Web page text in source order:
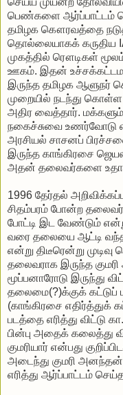
பெண்களை ஆர்ப்பாட்டம்
தமிழக கௌரவத்தை நடுத்
தொல்லையாகக் கருதிய
முகத்தில் ரௌடிகள்
ஊகம். இதன்
இருந்த தமிழக ஆளுநர்
முறையில் நடந்து கொள்ள
அதிர வைத்தார்.
நகைச்சுவை உணர்வோடு
அரசியல் சாசனப்
இருந்த காங்கிரசை
அதன் தலைவர்களை
1996 தேர்தல்
சிதம்பரம் போன்ற
போட்டி இட வேண்டும்
வரை தலையை ஆட்டி வந்த
என்று திடீரென்று
தலைவராக இருந்த
மூப்பனாரோடு இருந்து
தலைமை(?)க்குக் கட்டுப்
(காங்கிரசை எதிர்த்துக்
படத்தை எரித்து விட்டு
பின்பு அதைக் கலைத்து
குமரியார் என்பது
அடைந்து குமரி
எரித்து ஆர்ப்பாட்டம்